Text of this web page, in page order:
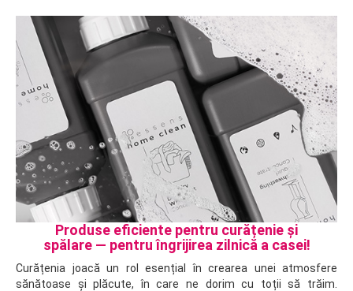
Produse eficiente pentru curățenie și
spălare — pentru îngrijirea zilnică a casei!
Curățenia joacă un rol esențial în crearea unei atmosfere
sănătoase și plăcute, în care ne dorim cu toții să trăim.